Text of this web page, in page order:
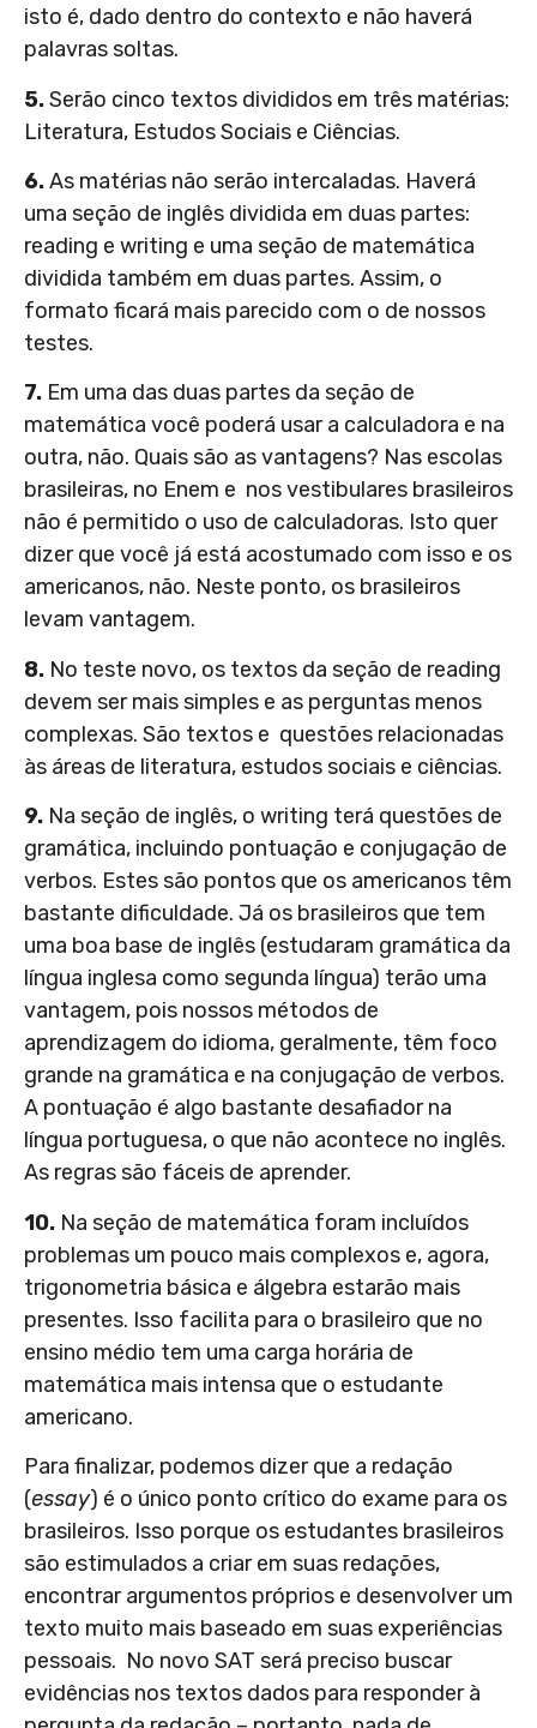
isto é, dado dentro do contexto e não haverá
palavras soltas.
5.Serão cinco textos divididos em três matérias:
Literatura, Estudos Sociais e Ciências.
6.As matérias não serão intercaladas. Haverá
uma seção de inglês dividida em duas partes:
reading e writing e uma seção de matemática
dividida também em duas partes. Assim, o
formato ficará mais parecido com o de nossos
testes.
7. Em uma das duas partes da seção de
matemática você poderá usar a calculadora e na
outra, não. Quais são as vantagens? Nas escolas
brasileiras, no Enem e nos vestibulares brasileiros
não é permitido o uso de calculadoras. Isto quer
dizer que você já está acostumado com isso e os
americanos, não. Neste ponto, os brasileiros
levam vantagem.
8. No teste novo, os textos da seção de reading
devem ser mais simples e as perguntas menos
complexas. São textos e questões relacionadas
às áreas de literatura, estudos sociais e ciências.
9. Na seção de inglês, o writing terá questões de
gramática, incluindo pontuação e conjugação de
verbos. Estes são pontos que os americanos têm
bastante dificuldade. Já os brasileiros que tem
uma boa base de inglês (estudaram gramática da
língua inglesa como segunda língua) terão uma
vantagem, pois nossos métodos de
aprendizagem do idioma, geralmente, têm foco
grande na gramática e na conjugação de verbos.
A pontuação é algo bastante desafiador na
língua portuguesa, o que não acontece no inglês.
As regras são fáceis de aprender.
10. Na seção de matemática foram incluídos
problemas um pouco mais complexos e, agora,
trigonometria básica e álgebra estarão mais
presentes. Isso facilita para o brasileiro que no
ensino médio tem uma carga horária de
matemática mais intensa que o estudante
americano.
Para finalizar, podemos dizer que a redação
(essay) é o único ponto crítico do exame para os
brasileiros. Isso porque os estudantes brasileiros
são estimulados a criar em suas redações,
encontrar argumentos próprios e desenvolver um
texto muito mais baseado em suas experiências
pessoais. No novo SAT será preciso buscar
evidências nos textos dados para responder à